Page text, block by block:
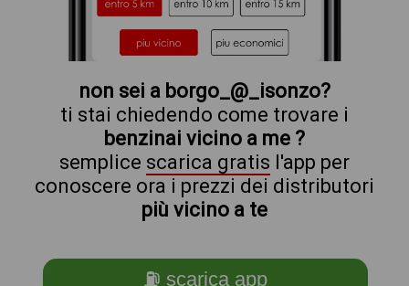
non sei a borgo_@_isonzo?
ti stai chiedendo come trovare i
benzinai vicino a me ?
semplice scarica gratis l'app per
conoscere ora i prezzi dei distributori
più vicino a te
⛽ scarica app